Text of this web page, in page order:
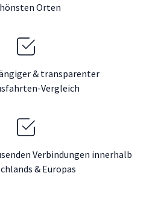
Orten
& transparenter
Vergleich
Verbindungen innerhalb
& Europas